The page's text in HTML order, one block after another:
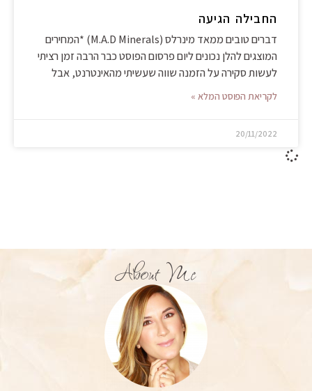
החבילה הגיעה
דברים טובים ממאד מינרלס (M.A.D Minerals) *המחירים
המוצגים להלן נכונים ליום פרסום הפוסט כבר הרבה זמן רציתי
לעשות סקירה על הזמנה שווה שעשיתי מהאינטרנט, אבל
לקריאת הפוסט המלא »
20/11/2022
About Me